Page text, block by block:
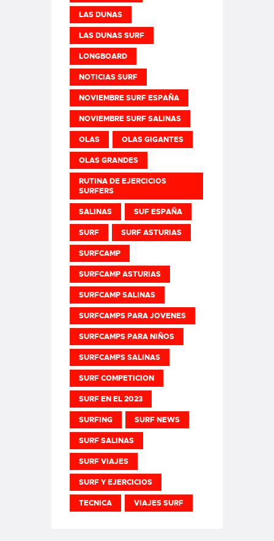
LAS DUNAS
LAS DUNAS SURF
LONGBOARD
NOTICIAS SURF
NOVIEMBRE SURF ESPAÑA
NOVIEMBRE SURF SALINAS
OLAS OLAS GIGANTES
OLAS GRANDES
RUTINA DE EJERCICIOS
SURFERS
SALINAS SUF ESPAÑA
SURF SURF ASTURIAS
SURFCAMP
SURFCAMP ASTURIAS
SURFCAMP SALINAS
SURFCAMPS PARA JOVENES
SURFCAMPS PARA NIÑOS
SURFCAMPS SALINAS
SURF COMPETICION
SURF EN EL 2023
SURFING SURF NEWS
SURF SALINAS
SURF VIAJES
SURF Y EJERCICIOS
TECNICA VIAJES SURF